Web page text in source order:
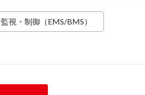
視・制御（EMS/BMS）